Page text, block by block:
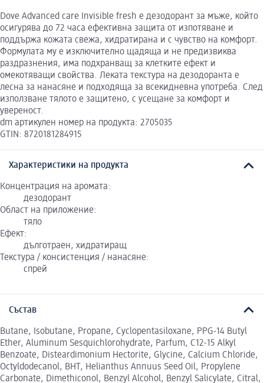
Dove Advanced care Invisible fresh e дезодорант за мъже, който
осигурява до 72 часа ефективна защита от изпотяване и
поддържа кожата свежа, хидратирана и с чувство на комфорт.
Формулата му е изключително щадяща и не предизвиква
раздразнения, има подхранващ за клетките ефект и
омекотяващи свойства. Леката текстура на дезодоранта е
лесна за нанасяне и подходяща за всекидневна употреба. След
използване тялото е защитено, с усещане за комфорт и
увереност.
dm артикулен номер на продукта: 2705035
GTIN: 8720181284915
Характеристики на продукта
Концентрация на аромата:
дезодорант
Област на приложение:
тяло
Ефект:
дълготраен, хидратиращ
Текстура / консистенция / нанасяне:
спрей
Състав
Butane, Isobutane, Propane, Cyclopentasiloxane, PPG-14 Butyl
Ether, Aluminum Sesquichlorohydrate, Parfum, C12-15 Alkyl
Benzoate, Disteardimonium Hectorite, Glycine, Calcium Chloride,
Octyldodecanol, BHT, Helianthus Annuus Seed Oil, Propylene
Carbonate, Dimethiconol, Benzyl Alcohol, Benzyl Salicylate, Citral,